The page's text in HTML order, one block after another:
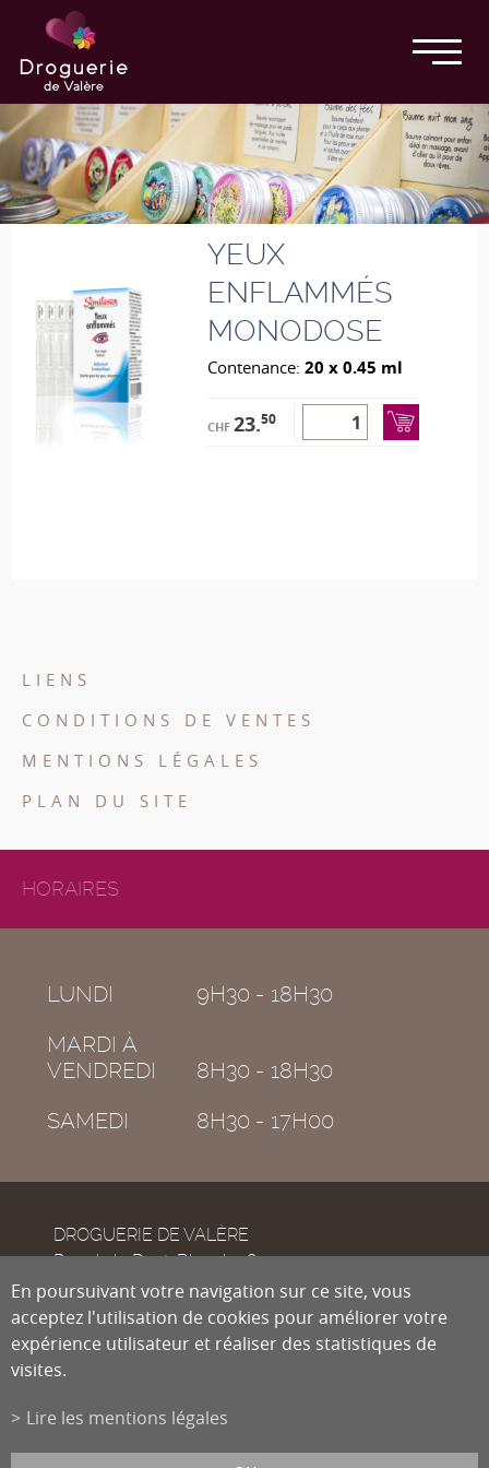
YEUX
ENFLAMMÉS
MONODOSE
Contenance: 20 x 0.45 ml
CHF 23.50
LIENS
CONDITIONS DE VENTES
MENTIONS LÉGALES
PLAN DU SITE
HORAIRES
LUNDI
9H30 - 18H30
MARDI À
VENDREDI
8H30 - 18H30
SAMEDI
8H30 - 17H00
DROGUERIE DE VALÈRE
Rue de la Dent-Blanche 8
CH-1950
Sion
Tél.
info@droguiste.net
En poursuivant votre navigation sur ce site, vous
acceptez l'utilisation de cookies pour améliorer votre
expérience utilisateur et réaliser des statistiques de
visites.
Lire les mentions légales